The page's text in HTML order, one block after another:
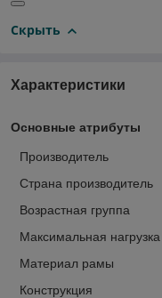
Скрыть
Характеристики
Основные атрибуты
Производитель
Страна производитель
Возрастная группа
Максимальная нагрузка
Материал рамы
Конструкция